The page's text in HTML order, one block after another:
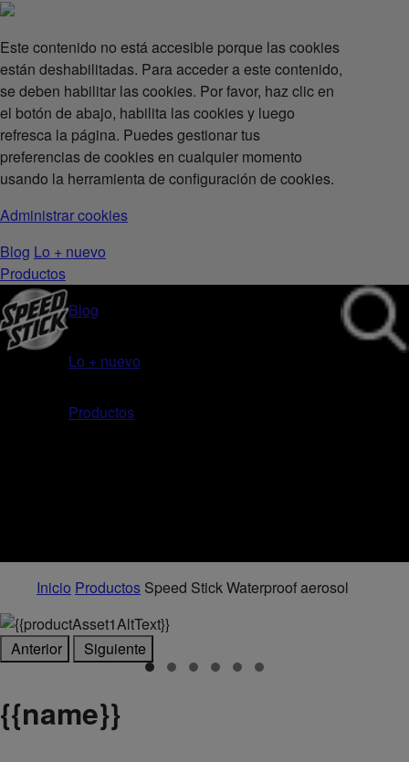
Este contenido no está accesible porque las cookies
están deshabilitadas. Para acceder a este contenido,
se deben habilitar las cookies. Por favor, haz clic en
el botón de abajo, habilita las cookies y luego
refresca la página. Puedes gestionar tus
preferencias de cookies en cualquier momento
usando la herramienta de configuración de cookies.
Administrar cookies
Blog Lo + nuevo
Productos
Blog
Lo + nuevo
Productos
Inicio Productos Speed Stick Waterproof aerosol
Anterior Siguiente
{{name}}